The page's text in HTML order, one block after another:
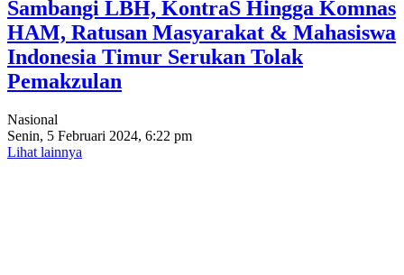
Sambangi LBH, KontraS Hingga Komnas
HAM, Ratusan Masyarakat & Mahasiswa
Indonesia Timur Serukan Tolak
Pemakzulan
Nasional
Senin, 5 Februari 2024, 6:22 pm
Lihat lainnya